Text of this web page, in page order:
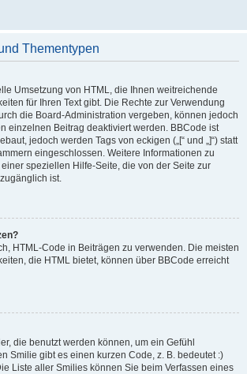
Thementypen
Umsetzung von HTML, die Ihnen weitreichende
für Ihren Text gibt. Die Rechte zur Verwendung
die Board-Administration vergeben, können jedoch
einzelnen Beitrag deaktiviert werden. BBCode ist
jedoch werden Tags von eckigen („[“ und „]“) statt
eingeschlossen. Weitere Informationen zu
speziellen Hilfe-Seite, die von der Seite zur
ist.
HTML-Code in Beiträgen zu verwenden. Die meisten
die HTML bietet, können über BBCode erreicht
die benutzt werden können, um ein Gefühl
Smilie gibt es einen kurzen Code, z. B. bedeutet :)
Liste aller Smilies können Sie beim Verfassen eines